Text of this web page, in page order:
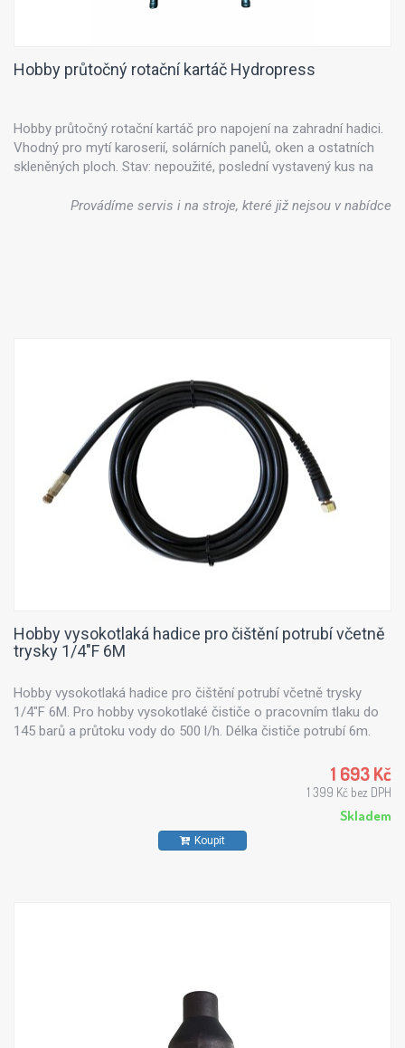
Hobby průtočný rotační kartáč Hydropress
Hobby průtočný rotační kartáč pro napojení na zahradní hadici.
Vhodný pro mytí karoserií, solárních panelů, oken a ostatních
skleněných ploch. Stav: nepoužité, poslední vystavený kus na
Provádíme servis i na stroje, které již nejsou v nabídce
Hobby vysokotlaká hadice pro čištění potrubí včetně
trysky 1/4"F 6M
Hobby vysokotlaká hadice pro čištění potrubí včetně trysky
1/4"F 6M. Pro hobby vysokotlaké čističe o pracovním tlaku do
145 barů a průtoku vody do 500 l/h. Délka čističe potrubí 6m.
1 693 Kč
1 399 Kč bez DPH
Skladem
Koupit